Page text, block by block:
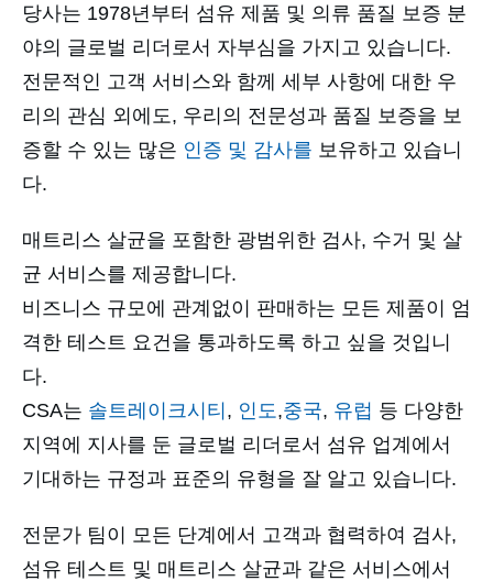
당사는 1978년부터 섬유 제품 및 의류 품질 보증 분
야의 글로벌 리더로서 자부심을 가지고 있습니다.
전문적인 고객 서비스와 함께 세부 사항에 대한 우
리의 관심 외에도, 우리의 전문성과 품질 보증을 보
증할 수 있는 많은 인증 및 감사를 보유하고 있습니
다.
매트리스 살균을 포함한 광범위한 검사, 수거 및 살
균 서비스를 제공합니다.
비즈니스 규모에 관계없이 판매하는 모든 제품이 엄
격한 테스트 요건을 통과하도록 하고 싶을 것입니
다.
CSA는 솔트레이크시티 , 인도 ,중국, 유럽 등 다양한
지역에 지사를 둔 글로벌 리더로서 섬유 업계에서
기대하는 규정과 표준의 유형을 잘 알고 있습니다.
전문가 팀이 모든 단계에서 고객과 협력하여 검사,
섬유 테스트 및 매트리스 살균과 같은 서비스에서